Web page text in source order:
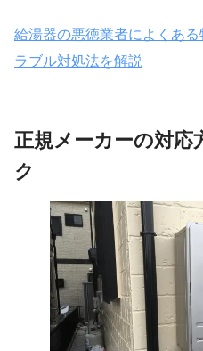
給湯器の悪徳業者によくあ
ラブル対処法を解説
正規メーカーの対応
ク